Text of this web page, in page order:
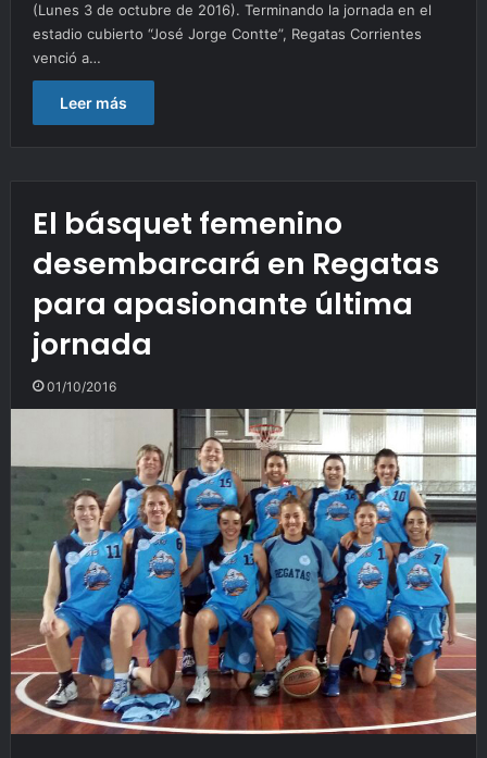
(Lunes 3 de octubre de 2016). Terminando la jornada en el
estadio cubierto “José Jorge Contte”, Regatas Corrientes
venció a…
Leer más
El básquet femenino
desembarcará en Regatas
para apasionante última
jornada
01/10/2016